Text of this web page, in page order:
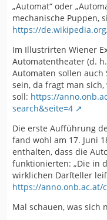
„Automat“ oder
mechanische Puppen,
https://
Im Illustrirten Wiener
Automatentheater (d.
Automaten sollen auch
sein, da fragt man
soll: https://
search&seite=4
Die erste Aufführung
fand wohl am 17. Juni
enthalten, dass die
funktionierten: „Die in
wirklichen Darſteller
https://anno.onb.ac.at/
Mal schauen, was sich